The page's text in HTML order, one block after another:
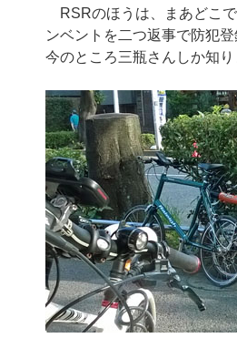
RSRのほうは、まあどこ
ンベントを二つ返事で防犯
今のところ三瓶さんしか知り